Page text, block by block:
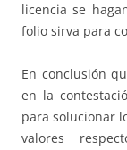
licencia se
folio sirva para
En conclusión
en la
para solucionar
valores